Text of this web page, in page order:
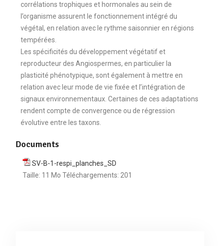
corrélations trophiques et hormonales au sein de
l’organisme assurent le fonctionnement intégré du
végétal, en relation avec le rythme saisonnier en régions
tempérées.
Les spécificités du développement végétatif et
reproducteur des Angiospermes, en particulier la
plasticité phénotypique, sont également à mettre en
relation avec leur mode de vie fixée et l’intégration de
signaux environnementaux. Certaines de ces adaptations
rendent compte de convergence ou de régression
évolutive entre les taxons.
Documents
SV-B-1-respi_planches_SD
Taille: 11 Mo Téléchargements: 201